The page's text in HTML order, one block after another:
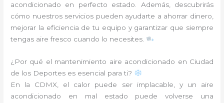
acondicionado en perfecto estado. Además, descubrirás
cómo nuestros servicios pueden ayudarte a ahorrar dinero,
mejorar la eficiencia de tu equipo y garantizar que siempre
tengas aire fresco cuando lo necesites.
¿Por qué el mantenimiento aire acondicionado en Ciudad
de los Deportes es esencial para ti?
En la CDMX, el calor puede ser implacable, y un aire
acondicionado en mal estado puede volverse una